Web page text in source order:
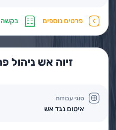
פרטים נוספים בקשה
זיוה אש ניהול
סוגי עבודות
איטום נגד אש